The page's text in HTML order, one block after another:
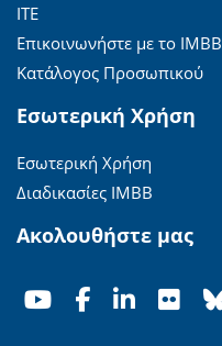
ΙΤΕ
Επικοινωνήστε με το ΙΜΒΒ
Κατάλογος Προσωπικού
Εσωτερική Χρήση
Εσωτερική Χρήση
Διαδικασίες ΙΜΒΒ
Ακολουθήστε μας